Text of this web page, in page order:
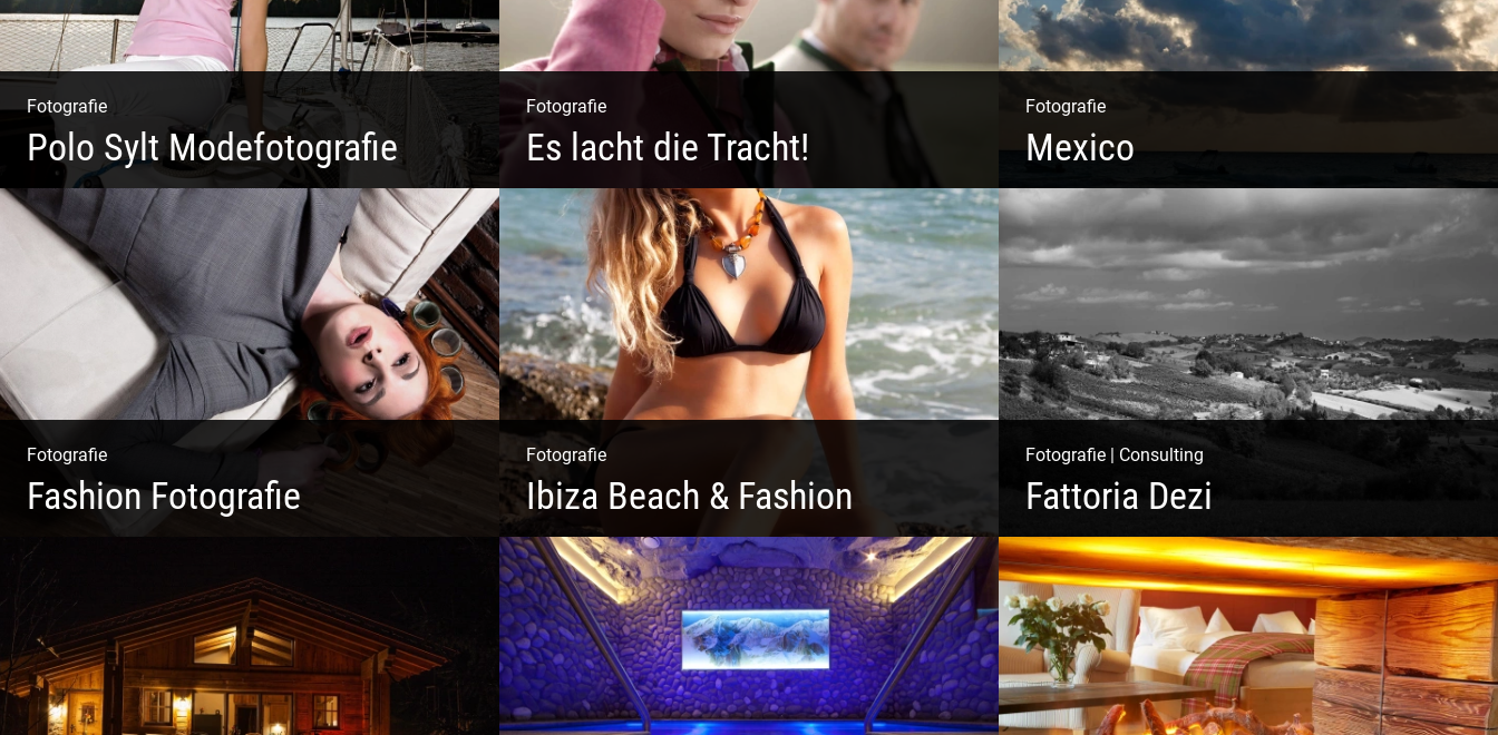
Fotografie
Polo Sylt Modefotografie
Polo Sylt Modefotografie
Fotografie
Es lacht die Tracht!
Wunderschöne Dirndl | Harmonische Farben | Originelle
Details | Edle Stoffe
Fotografie
Mexico
Travelling Mexico | Tulum Sunsets | Yellow Izamal | Isla
Holbox
Fotografie
Fashion Fotografie
Fotografie
Ibiza Beach & Fashion
Ibiza Beach & Fashion
Fotografie| Consulting
Fattoria Dezi
Konzeption & Gestaltung | Übersetzung & Medien |
Fotografie & Texting | Feine Weine